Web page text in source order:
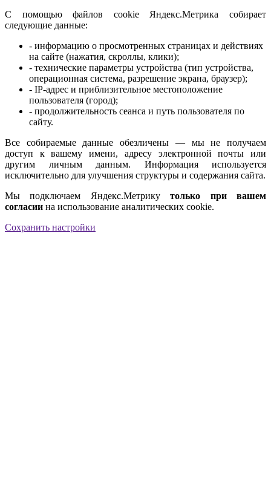
С помощью файлов cookie Яндекс.Метрика собирает
следующие данные:
- информацию о просмотренных страницах и действиях
на сайте (нажатия, скроллы, клики);
- технические параметры устройства (тип устройства,
операционная система, разрешение экрана, браузер);
- IP-адрес и приблизительное местоположение
пользователя (город);
- продолжительность сеанса и путь пользователя по
сайту.
Все собираемые данные обезличены — мы не получаем
доступ к вашему имени, адресу электронной почты или
другим личным данным. Информация используется
исключительно для улучшения структуры и содержания сайта.
Мы подключаем Яндекс.Метрикутолько при вашем
согласии на использование аналитических cookie.
Сохранить настройки